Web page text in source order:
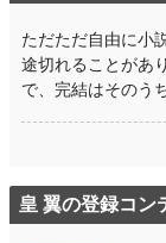
ただただ自由に小
途切れることがあ
で、完結はそのう
皇 翼の登録コン